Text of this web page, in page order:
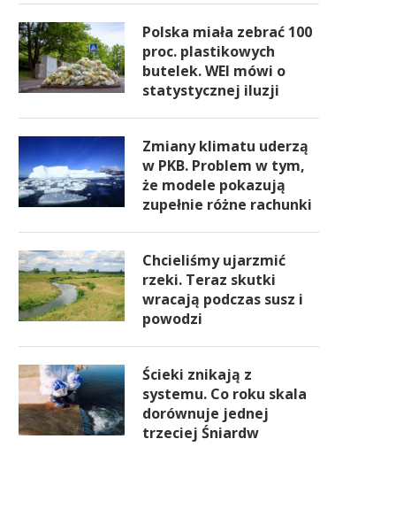
Polska miała zebrać 100
proc. plastikowych
butelek. WEI mówi o
statystycznej iluzji
Zmiany klimatu uderzą
w PKB. Problem w tym,
że modele pokazują
zupełnie różne rachunki
Chcieliśmy ujarzmić
rzeki. Teraz skutki
wracają podczas susz i
powodzi
Ścieki znikają z
systemu. Co roku skala
dorównuje jednej
trzeciej Śniardw